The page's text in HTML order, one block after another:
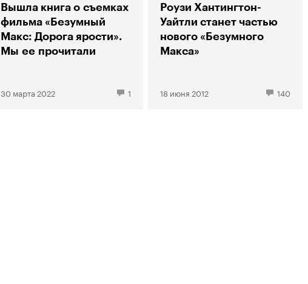
Вышла книга о съемках
фильма «Безумный
Макс: Дорога ярости».
Мы ее прочитали
30 марта 2022 1
Роузи Хантингтон-
Уайтли станет частью
нового «Безумного
Макса»
18 июня 2012 140